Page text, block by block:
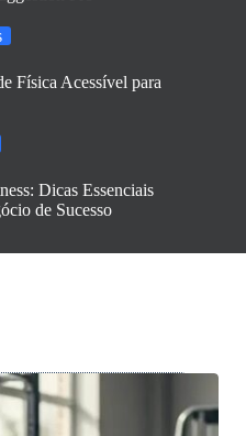
Física Acessível para
Dicas Essenciais
de Sucesso